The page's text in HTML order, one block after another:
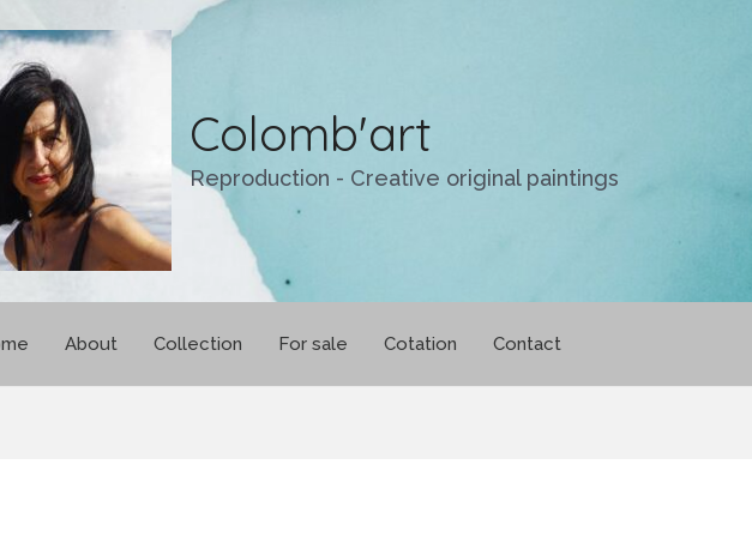
Colomb'art
Reproduction - Creative original paintings
About Collection For sale Cotation Contact